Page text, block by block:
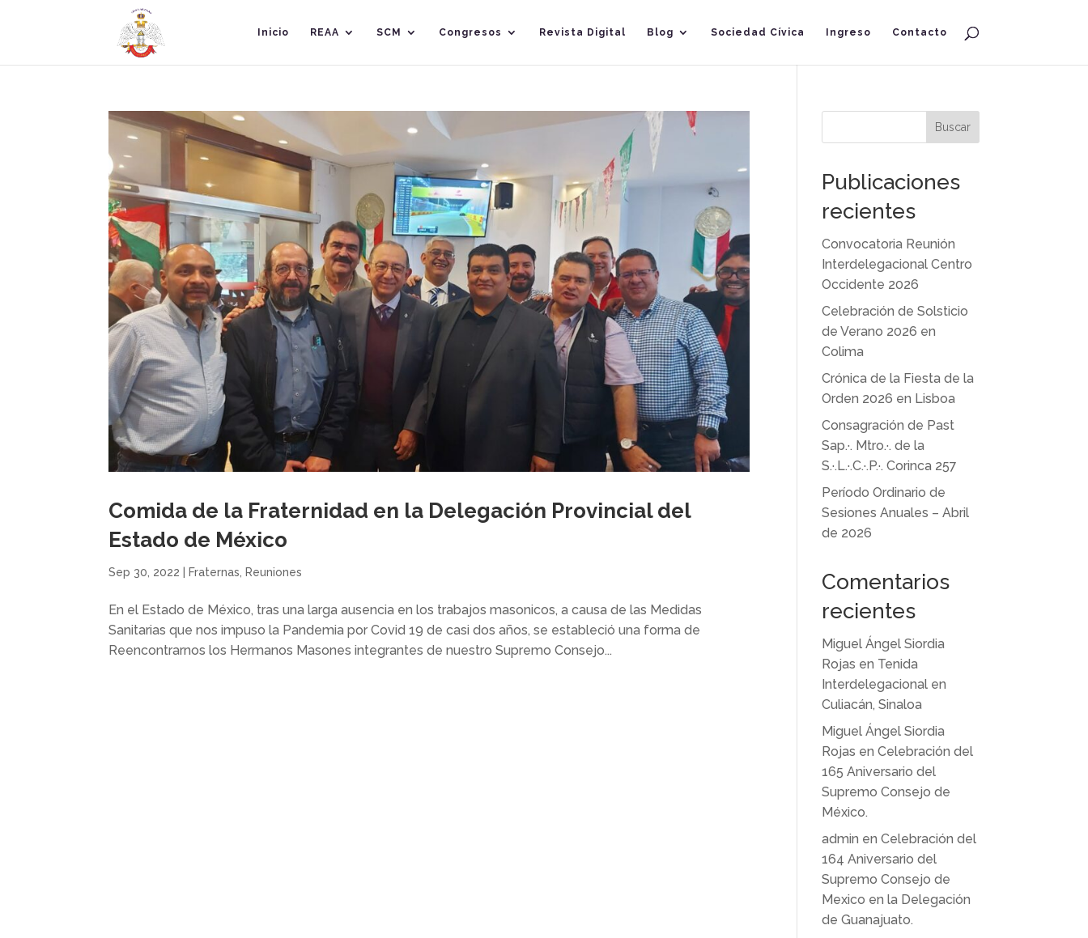
Inicio REAA SCM Congresos Revista Digital Blog Sociedad Cívica Ingreso Contacto
Comida de la Fraternidad en la Delegación Provincial del
Estado de México
Sep 30, 2022 Fraternas Reuniones
En el Estado de México, tras una larga ausencia en los trabajos masonicos, a causa de las Medidas
Sanitarias que nos impuso la Pandemia por Covid 19 de casi dos años, se estableció una forma de
Reencontrarnos los Hermanos Masones integrantes de nuestro Supremo Consejo...
Buscar
Publicaciones
recientes
Convocatoria Reunión
Interdelegacional Centro
Occidente 2026
Celebración de Solsticio
de Verano 2026 en
Colima
Crónica de la Fiesta de la
Orden 2026 en Lisboa
Consagración de Past
Sap.·. Mtro.·. de la
S.·.L.·.C.·.P.·. Corinca 257
Período Ordinario de
Sesiones Anuales – Abril
de 2026
Comentarios
recientes
Miguel Ángel Siordia
Rojas en Tenida
Interdelegacional en
Culiacán, Sinaloa
Miguel Ángel Siordia
Rojas enCelebración del
165 Aniversario del
Supremo Consejo de
México.
admin enCelebración del
164 Aniversario del
Supremo Consejo de
Mexico en la Delegación
de Guanajuato.